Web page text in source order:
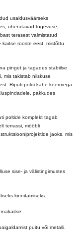
usaldusväärseks
ühendavad tugevuse,
terasest valmistatud
kaitse rooste eest, mistõttu
pinget ja tagades stabiilse
mis takistab niiskuse
Riputi poldi kahe keermega
pakkudes
poltide komplekt tagab
terrassi, mööbli
jaoks, mis
sise- ja välistingimustes
kinnitamiseks.
puitu või metalli.